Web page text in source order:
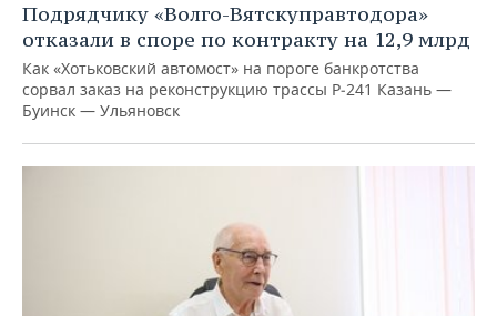
Подрядчику «Волго-Вятскуправтодора»
отказали в споре по контракту на 12,9 млрд
Как «Хотьковский автомост» на пороге банкротства
сорвал заказ на реконструкцию трассы Р‑241 Казань —
Буинск — Ульяновск